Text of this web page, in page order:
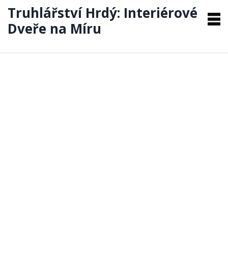
Truhlářství Hrdý: Interiérové
Dveře na Míru